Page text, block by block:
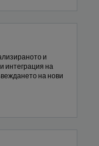
и
интеграция на
на нови